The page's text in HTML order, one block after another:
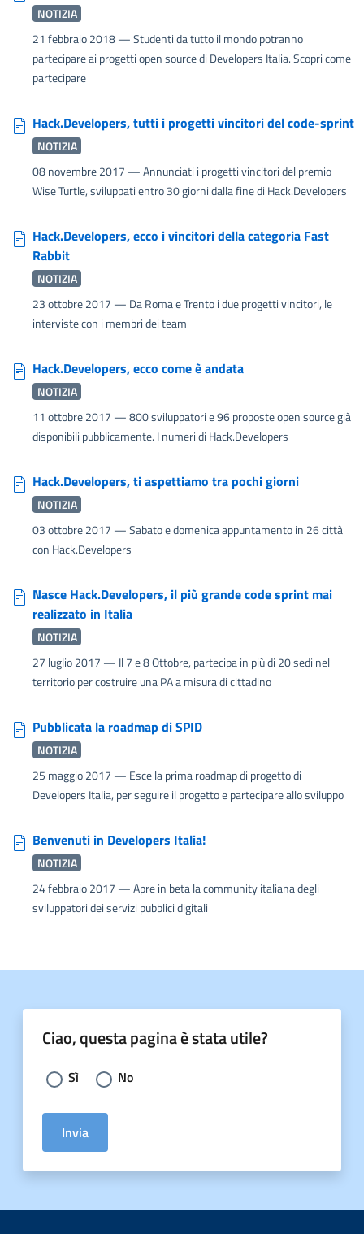
NOTIZIA
21 febbraio 2018— Studenti da tutto il mondo potranno
partecipare ai progetti open source di Developers Italia. Scopri come
partecipare
Hack.Developers, tutti i progetti vincitori del code-sprint
NOTIZIA
08 novembre 2017 — Annunciati i progetti vincitori del premio
Wise Turtle, sviluppati entro 30 giorni dalla fine di Hack.Developers
Hack.Developers, ecco i vincitori della categoria Fast
Rabbit
NOTIZIA
23 ottobre 2017 — Da Roma e Trento i due progetti vincitori, le
interviste con i membri dei team
Hack.Developers, ecco come è andata
NOTIZIA
11 ottobre 2017 — 800 sviluppatori e 96 proposte open source già
disponibili pubblicamente. I numeri di Hack.Developers
Hack.Developers, ti aspettiamo tra pochi giorni
NOTIZIA
03 ottobre 2017 — Sabato e domenica appuntamento in 26 città
con Hack.Developers
Nasce Hack.Developers, il più grande code sprint mai
realizzato in Italia
NOTIZIA
27 luglio 2017 — Il 7 e 8 Ottobre, partecipa in più di 20 sedi nel
territorio per costruire una PA a misura di cittadino
Pubblicata la roadmap di SPID
NOTIZIA
25 maggio 2017 — Esce la prima roadmap di progetto di
Developers Italia, per seguire il progetto e partecipare allo sviluppo
Benvenuti in Developers Italia!
NOTIZIA
24 febbraio 2017 — Apre in beta la community italiana degli
sviluppatori dei servizi pubblici digitali
Ciao, questa pagina è stata utile?
Scegli la risposta:
Sì No
Invia